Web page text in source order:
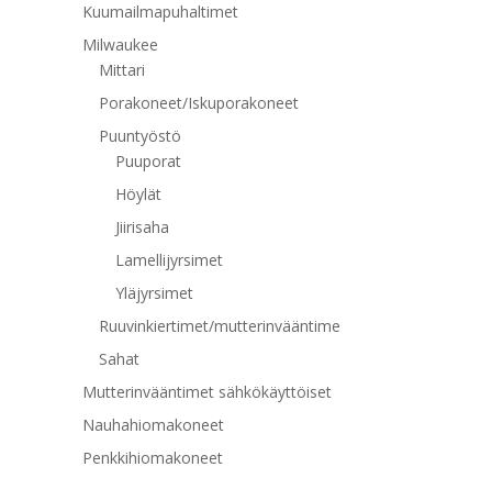
Kuumailmapuhaltimet
Milwaukee
Mittari
Porakoneet/Iskuporakoneet
Puuntyöstö
Puuporat
Höylät
Jiirisaha
Lamellijyrsimet
Yläjyrsimet
Ruuvinkiertimet/mutterinvääntime
Sahat
Mutterinvääntimet sähkökäyttöiset
Nauhahiomakoneet
Penkkihiomakoneet